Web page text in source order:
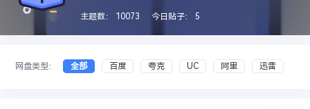
主题数： 10073 今日贴子： 5
网盘类型： 全部 百度 夸克 UC 阿里 迅雷